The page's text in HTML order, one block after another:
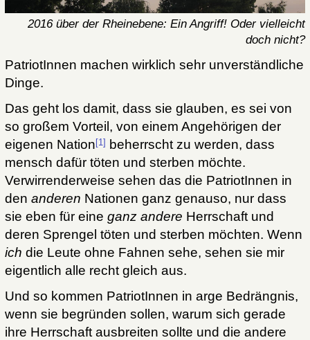
2016 über der Rheinebene: Ein Angriff! Oder vielleicht
doch nicht?
PatriotInnen machen wirklich sehr unverständliche
Dinge.
Das geht los damit, dass sie glauben, es sei von
so großem Vorteil, von einem Angehörigen der
eigenen Nation[1] beherrscht zu werden, dass
mensch dafür töten und sterben möchte.
Verwirrenderweise sehen das die PatriotInnen in
den anderen Nationen ganz genauso, nur dass
sie eben für eine ganz andere Herrschaft und
deren Sprengel töten und sterben möchten. Wenn
ich die Leute ohne Fahnen sehe, sehen sie mir
eigentlich alle recht gleich aus.
Und so kommen PatriotInnen in arge Bedrängnis,
wenn sie begründen sollen, warum sich gerade
ihre Herrschaft ausbreiten sollte und die andere